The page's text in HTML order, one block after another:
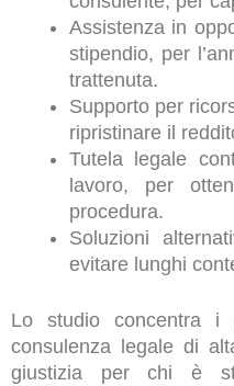
Assistenza in
stipendio, per
trattenuta.
Supporto per
ripristinare il
Tutela legale
lavoro, per
procedura.
Soluzioni
evitare lunghi
Lo studio concentra i
consulenza legale di
giustizia per chi è